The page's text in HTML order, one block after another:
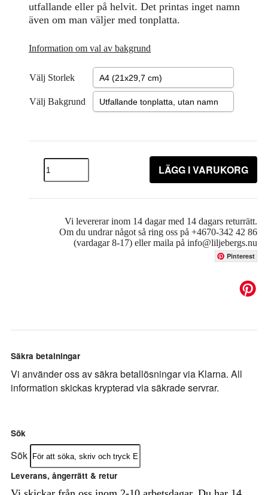
utfallande eller på helvit. Det printas inget namn
även om man väljer med tonplatta.
Information om val av bakgrund
Välj Storlek
Välj Bakgrund
LÄGG I VARUKORG
Vi levererar inom 14 dagar med 14 dagars returrätt.
Om du undrar något så ring oss på +4670-342 42 86
(vardagar 8-17) eller maila på info@liljebergs.nu
Pinterest
Säkra betalningar
Vi använder oss av säkra betallösningar via Klarna. All
information skickas krypterad via säkrade servrar.
Sök
Sök
Leverans, ångerrätt & retur